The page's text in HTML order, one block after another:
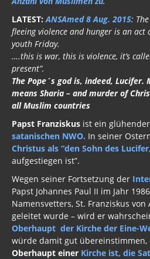
LATEST: ANSAmed 8 Aug. 2015
fleeing violence and hunger is an act
youth Friday.
….this is war, this is violence, it’s
present”.
The Pope´s god is, indeed, Lucifer.
means Sharia – and murder of
all Muslim countries
Papst Franziskusist ein glühender
satanischen NWO .In seiner
Christus als “den Sohn des
aufgestiegen ist”.
Wegen seiner Fortsetzung der
Papst Johannes Paul II im Jahr
Namensvetters, St. Franziskus
geleitet wurde – wird er
Oberhaupt der Kirche der Eine-
würde damit gut übereinstimmen,
Oberhaupt einerKirche ist, die
inthronisiert hat.